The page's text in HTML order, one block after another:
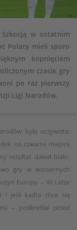
w ostatnim
Polacy mieli sporo
kopnięciem
czasie gry
po raz pierwszy
Ligi Narodów.
była oczywista:
na czwarte miejsce
rezultat dawał biało-
gry w wiosennych
Europy. – W Lidze
i jeśli kadra chce się
– podkreślał przed